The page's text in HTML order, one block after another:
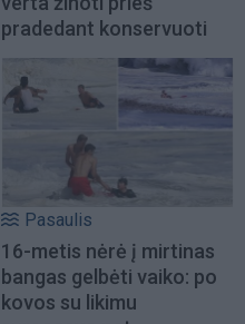
pradedant konservuoti
Pasaulis
16-metis nėrė į mirtinas
bangas gelbėti vaiko: po
kovos su likimu